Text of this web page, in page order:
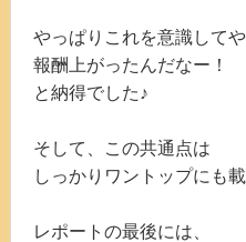
やっぱりこれを意識して
報酬上がったんだなー！
と納得でした♪
そして、この共通点は
しっかりワントップにも
レポートの最後には、